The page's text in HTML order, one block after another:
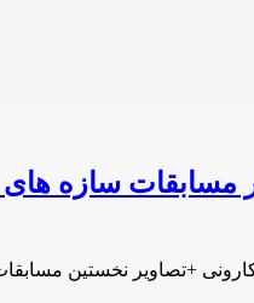
سازه های
+تصاویر نخستین